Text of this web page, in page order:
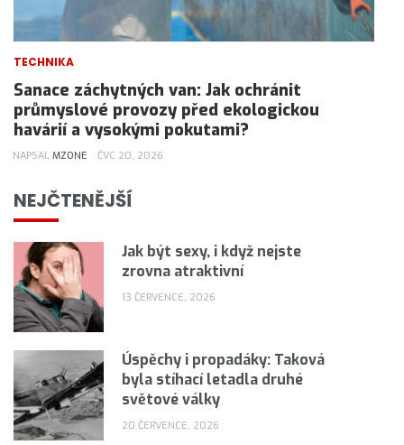
TECHNIKA
Sanace záchytných van: Jak ochránit
průmyslové provozy před ekologickou
havárií a vysokými pokutami?
NAPSAL MZONE ČVC 20, 2026
NEJČTENĚJŠÍ
Jak být sexy, i když nejste
zrovna atraktivní
13 ČERVENCE, 2026
Úspěchy i propadáky: Taková
byla stíhací letadla druhé
světové války
20 ČERVENCE, 2026